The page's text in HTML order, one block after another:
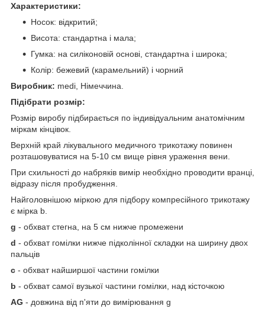
Характеристики:
Носок: відкритий;
Висота: стандартна і мала;
Гумка: на силіконовій основі, стандартна і широка;
Колір: бежевий (карамельний) і чорний
Виробник: medi, Німеччина.
Підібрати розмір:
Розмір виробу підбирається по індивідуальним анатомічним
міркам кінцівок.
Верхній край лікувального медичного трикотажу повинен
розташовуватися на 5-10 см вище рівня ураження вени.
При схильності до набряків вимір необхідно проводити вранці,
відразу після пробудження.
Найголовнішою міркою для підбору компресійного трикотажу
є мірка b.
g - обхват стегна, на 5 см нижче промежени
d - обхват гомілки нижче підколінної складки на ширину двох
пальців
с - обхват найширшої частини гомілки
b - обхват самої вузької частини гомілки, над кісточкою
AG - довжина від п'яти до вимірювання g